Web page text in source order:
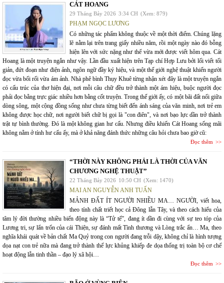
CÁT HOANG
29 Tháng Bảy 2026 3:34 CH (Xem: 879)
PHẠM NGỌC LƯƠNG
Có những tác phẩm không thuộc về một thời điểm. Chúng lặng
lẽ nằm lại trên trang giấy nhiều năm, rồi một ngày nào đó bỗng
hiện lên với sức nặng như thể vừa mới được viết hôm qua. Cát
Hoang là một truyện ngắn như vậy. Lần đầu xuất hiện trên Tạp chí Hợp Lưu bởi lối viết tối
giản, đứt đoạn như điện ảnh, ngôn ngữ đầy ký hiệu, và một thế giới nghệ thuật khiến người
đọc vừa bối rối vừa ám ảnh. Nhà phê bình Thụy Khuê từng nhận xét đây là một truyện ngắn
có cấu trúc của thơ hiện đại, nơi mỗi câu chữ đều trở thành một ám hiệu, buộc người đọc
phải đọc bằng trực giác nhiều hơn bằng cốt truyện. Trong thế giới ấy, có một bãi đất nổi giữa
dòng sông, một cộng đồng sống như chưa từng biết đến ánh sáng của văn minh, nơi trẻ em
không được học chữ, nơi người biết chữ bị gọi là "con điên", và nơi bạo lực dần trở thành
trật tự bình thường. Đó là một không gian hư cấu. Nhưng điều khiến Cát Hoang sống mãi
không nằm ở tính hư cấu ấy, mà ở khả năng đánh thức những câu hỏi chưa bao giờ cũ:
Đọc thêm
“THỜI NÀY KHÔNG PHẢI LÀ THỜI CỦA VĂN
CHƯƠNG NGHỆ THUẬT”
22 Tháng Bảy 2026 10:50 CH (Xem: 1470)
MAI AN NGUYỄN ANH TUẤN
MẢNH ĐẤT ÍT NGƯỜI NHIỀU MA… NGƯỜI, viết hoa,
theo tính chất triết học cả Đông lẫn Tây, và theo cách hiểu của
tâm lý đời thường nhiều biến động này là “Tử tế”, đang ít dần đi cùng với sự teo tóp của
Lương tri, sự lẩn trốn của cái Thiện, sự đánh mất Tình thương và Lòng trắc ẩn… Ma, theo
nghĩa khái quát về bản chất Ma Quỷ trong con người đang trỗi dậy, không chỉ là hình tượng
dọa nạt con trẻ nữa mà đang trở thành thế lực khủng khiếp đe dọa thống trị toàn bộ cơ chế
hoạt động lẫn tinh thần – đạo lý xã hội…
Đọc thêm